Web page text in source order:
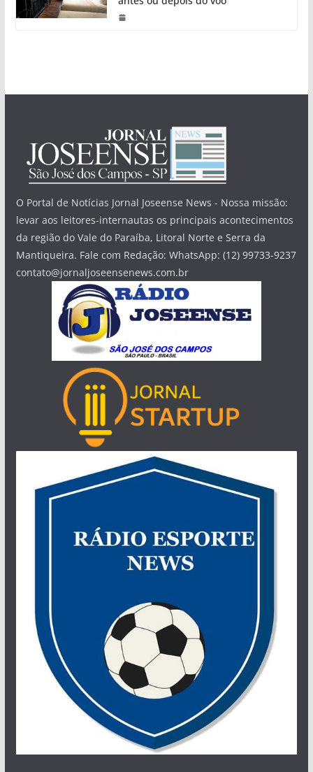
O Portal de Notícias Jornal Joseense News - Nossa missão:
levar aos leitores-internautas os principais acontecimentos
da região do Vale do Paraíba, Litoral Norte e Serra da
Mantiqueira. Fale com Redação: WhatsApp: (12) 99733-9237
contato@jornaljoseensenews.com.br